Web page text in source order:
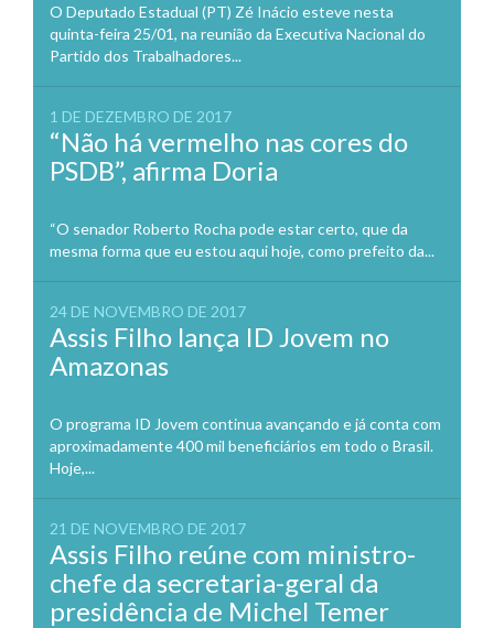
O Deputado Estadual (PT) Zé Inácio esteve nesta
quinta-feira 25/01, na reunião da Executiva Nacional do
Partido dos Trabalhadores...
1 DE DEZEMBRO DE 2017
“Não há vermelho nas cores do
PSDB”, afirma Doria
“O senador Roberto Rocha pode estar certo, que da
mesma forma que eu estou aqui hoje, como prefeito da...
24 DE NOVEMBRO DE 2017
Assis Filho lança ID Jovem no
Amazonas
O programa ID Jovem continua avançando e já conta com
aproximadamente 400 mil beneficiários em todo o Brasil.
Hoje,...
21 DE NOVEMBRO DE 2017
Assis Filho reúne com ministro-
chefe da secretaria-geral da
presidência de Michel Temer